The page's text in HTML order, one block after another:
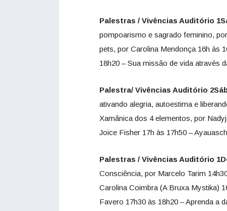
Palestras / Vivências Auditório
pompoarismo e sagrado feminino,
pets, por Carolina Mendonça 16h às
18h20 – Sua missão de vida através
Palestra/ Vivências Auditório
ativando alegria, autoestima e
Xamânica dos 4 elementos, por
Joice Fisher 17h às 17h50 –
Palestras / Vivências Auditório
Consciência, por Marcelo Tarim
Carolina Coimbra (A Bruxa Mystika)
Favero 17h30 às 18h20 – Aprenda a